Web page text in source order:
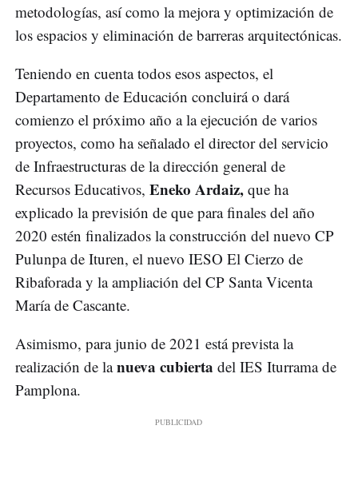
metodologías, así como la mejora y optimización de
los espacios y eliminación de barreras arquitectónicas.
Teniendo en cuenta todos esos aspectos, el
Departamento de Educación concluirá o dará
comienzo el próximo año a la ejecución de varios
proyectos, como ha señalado el director del servicio
de Infraestructuras de la dirección general de
Recursos Educativos, Eneko Ardaiz, que ha
explicado la previsión de que para finales del año
2020 estén finalizados la construcción del nuevo CP
Pulunpa de Ituren, el nuevo IESO El Cierzo de
Ribaforada y la ampliación del CP Santa Vicenta
María de Cascante.
Asimismo, para junio de 2021 está prevista la
realización de lanueva cubierta del IES Iturrama de
Pamplona.